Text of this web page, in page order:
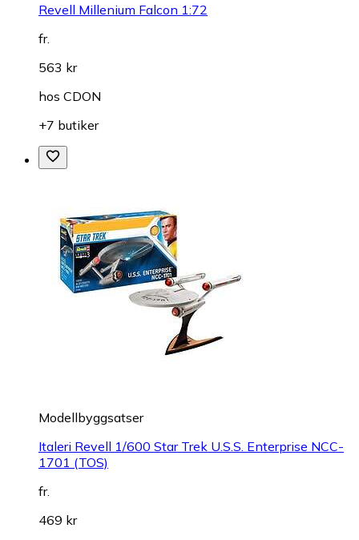
Revell Millenium Falcon 1:72
fr.
563 kr
hos CDON
+7 butiker
Modellbyggsatser
Italeri Revell 1/600 Star Trek U.S.S. Enterprise NCC-
1701 (TOS)
fr.
469 kr